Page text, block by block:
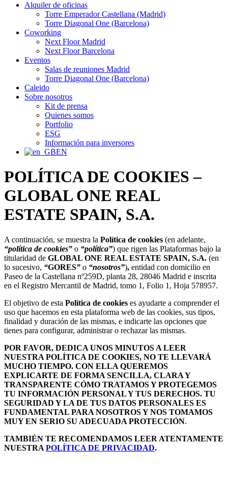
Alquiler de oficinas
Torre Emperador Castellana (Madrid)
Torre Diagonal One (Barcelona)
Coworking
Next Floor Madrid
Next Floor Barcelona
Eventos
Salas de reuniones Madrid
Torre Diagonal One (Barcelona)
Caleido
Sobre nosotros
Kit de prensa
Quienes somos
Portfolio
ESG
Información para inversores
EN
POLÍTICA DE COOKIES –
GLOBAL ONE REAL
ESTATE SPAIN, S.A.
A continuación, se muestra la Política de cookies (en adelante,
“política de cookies” o “política”) que rigen las Plataformas bajo la
titularidad de GLOBAL ONE REAL ESTATE SPAIN, S.A. (en
lo sucesivo, “GORES” o “nosotros”), entidad con domicilio en
Paseo de la Castellana nº259D, planta 28, 28046 Madrid e inscrita
en el Registro Mercantil de Madrid, tomo 1, Folio 1, Hoja 578957.
El objetivo de esta Política de cookies es ayudarte a comprender el
uso que hacemos en esta plataforma web de las cookies, sus tipos,
finalidad y duración de las mismas, e indicarte las opciones que
tienes para configurar, administrar o rechazar las mismas.
POR FAVOR, DEDICA UNOS MINUTOS A LEER
NUESTRA POLÍTICA DE COOKIES, NO TE LLEVARÁ
MUCHO TIEMPO. CON ELLA QUEREMOS
EXPLICARTE DE FORMA SENCILLA, CLARA Y
TRANSPARENTE CÓMO TRATAMOS Y PROTEGEMOS
TU INFORMACIÓN PERSONAL Y TUS DERECHOS. TU
SEGURIDAD Y LA DE TUS DATOS PERSONALES ES
FUNDAMENTAL PARA NOSOTROS Y NOS TOMAMOS
MUY EN SERIO SU ADECUADA PROTECCIÓN.
TAMBIÉN TE RECOMENDAMOS LEER ATENTAMENTE
NUESTRA POLÍTICA DE PRIVACIDAD.